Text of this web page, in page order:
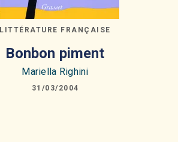
LITTÉRATURE FRANÇAISE
Bonbon piment
Mariella Righini
31/03/2004